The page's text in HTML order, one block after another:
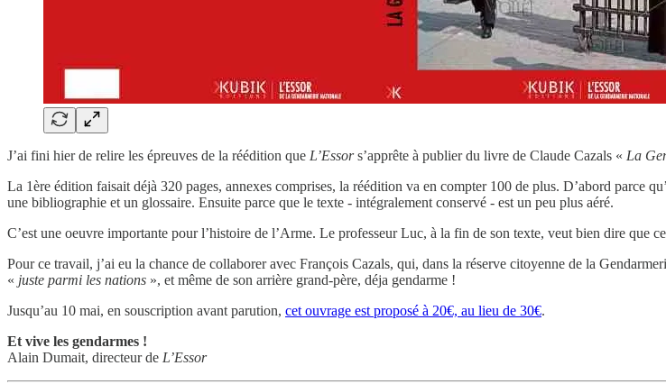
J’ai fini hier de relire les épreuves de la réédition que L’Essors’apprête à publier du livre de Claude Cazals « La
La 1ère édition faisait déjà 320 pages, annexes comprises, la réédition va en compter 100 de plus. D’abord parce
une bibliographie et un glossaire. Ensuite parce que le texte - intégralement conservé - est un peu plus aéré.
C’est une oeuvre importante pour l’histoire de l’Arme. Le professeur Luc, à la fin de son texte, veut bien dire que
Pour ce travail, j’ai eu la chance de collaborer avec François Cazals, qui, dans la réserve citoyenne de la
« juste parmi les nations », et même de son arrière grand-père, déja gendarme !
Jusqu’au 10 mai, en souscription avant parution, cet ouvrage est proposé à 20€, au lieu de 30€.
Et vive les gendarmes !
Alain Dumait, directeur de L’Essor